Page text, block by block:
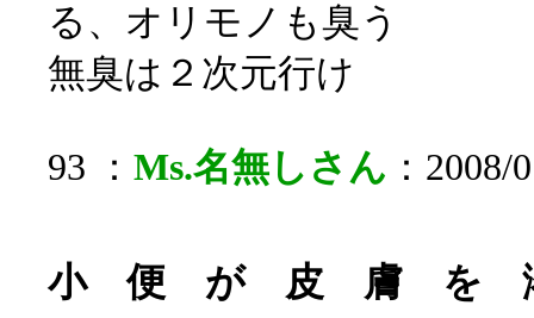
る、オリモノも臭う
無臭は２次元行け
93 ： Ms.名無しさん ：
小 便 が 皮 膚 を